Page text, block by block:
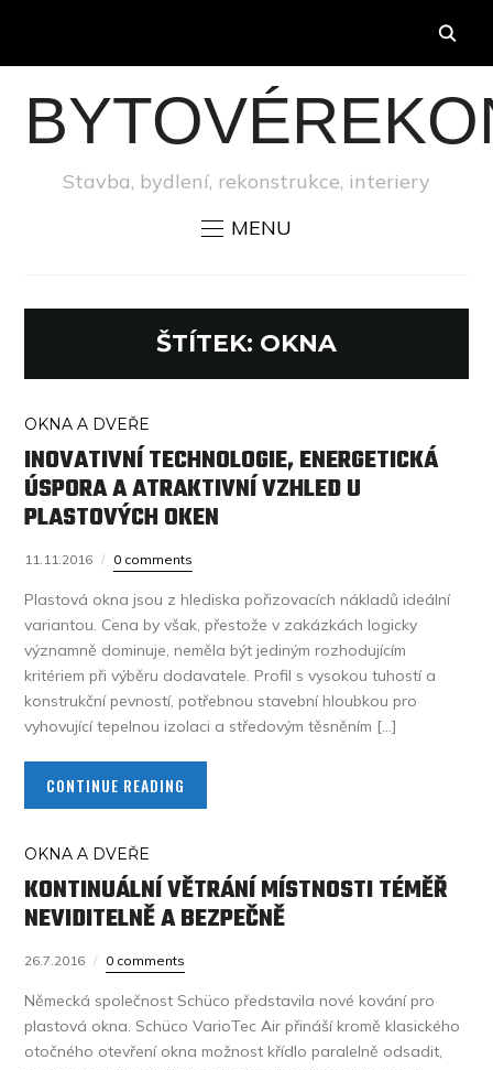
Stavba, bydlení, rekonstrukce, interiery
MENU
ŠTÍTEK: OKNA
OKNA A DVEŘE
INOVATIVNÍ TECHNOLOGIE, ENERGETICKÁ
ÚSPORA A ATRAKTIVNÍ VZHLED U
PLASTOVÝCH OKEN
11.11.2016 0 comments
Plastová okna jsou z hlediska pořizovacích nákladů ideální
variantou. Cena by však, přestože v zakázkách logicky
významně dominuje, neměla být jediným rozhodujícím
kritériem při výběru dodavatele. Profil s vysokou tuhostí a
konstrukční pevností, potřebnou stavební hloubkou pro
vyhovující tepelnou izolaci a středovým těsněním […]
CONTINUE READING
OKNA A DVEŘE
KONTINUÁLNÍ VĚTRÁNÍ MÍSTNOSTI TÉMĚŘ
NEVIDITELNĚ A BEZPEČNĚ
26.7.2016 0 comments
Německá společnost Schüco představila nové kování pro
plastová okna. Schüco VarioTec Air přináší kromě klasického
otočného otevření okna možnost křídlo paralelně odsadit,